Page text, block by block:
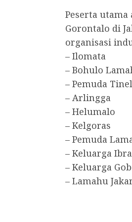
Peserta
Gorontalo di
organisasi
– Ilomata
– Bohulo
– Pemuda
– Arlingga
– Helumalo
– Kelgoras
– Pemuda
– Keluarga
– Keluarga
– Lamahu